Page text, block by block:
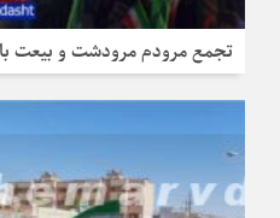
تجمع مرودم مرودشت و بیعت با